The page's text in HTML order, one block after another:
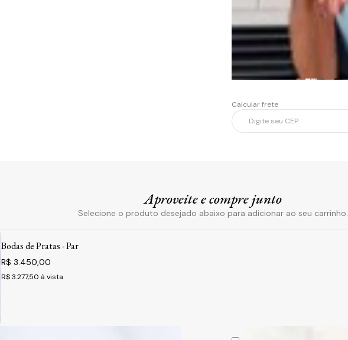
Calcular frete
Aproveite e compre junto
Selecione o produto desejado abaixo para adicionar ao seu carrinho.
Bodas de Pratas - Par
R$ 3.450,00
R$ 3.277,50 à vista